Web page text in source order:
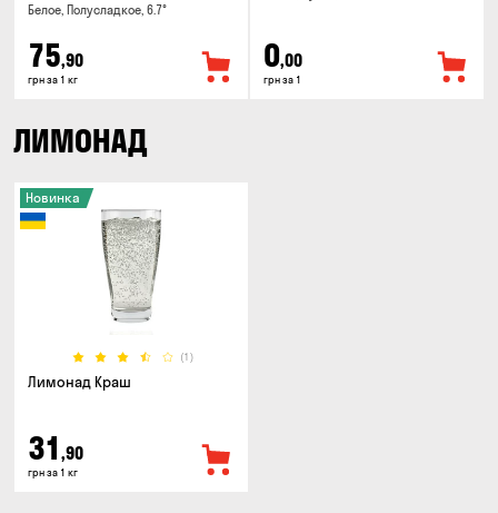
Orange
Белое, Полусладкое, 6.7°
75,90
грн за 1 кг
0,00
грн за 1
ЛИМОНАД
(1)
Новинка
Лимонад Краш
31 ,90
грн за 1 кг